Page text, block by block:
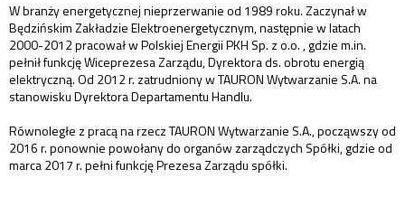
W branży energetycznej nieprzerwanie od 1989 roku. Zaczynał w
Będzińskim Zakładzie Elektroenergetycznym, następnie w latach
2000-2012 pracował w Polskiej Energii PKH Sp. z o.o. , gdzie m.in.
pełnił funkcję Wiceprezesa Zarządu, Dyrektora ds. obrotu energią
elektryczną. Od 2012 r. zatrudniony w TAURON Wytwarzanie S.A. na
stanowisku Dyrektora Departamentu Handlu.
Równoległe z pracą na rzecz TAURON Wytwarzanie S.A., począwszy od
2016 r. ponownie powołany do organów zarządczych Spółki, gdzie od
marca 2017 r. pełni funkcję Prezesa Zarządu spółki.